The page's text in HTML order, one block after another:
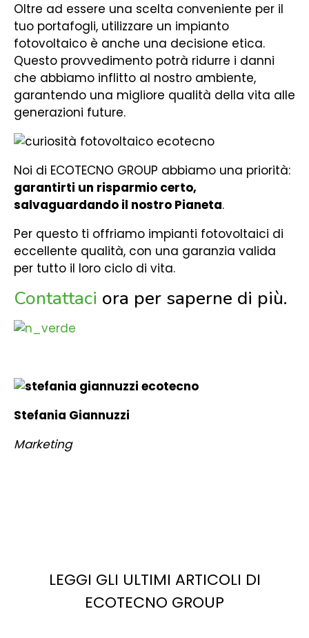
Oltre ad essere una scelta conveniente per il
tuo portafogli, utilizzare un impianto
fotovoltaico è anche una decisione etica.
Questo provvedimento potrà ridurre i danni
che abbiamo inflitto al nostro ambiente,
garantendo una migliore qualità della vita alle
generazioni future.
Noi di ECOTECNO GROUP abbiamo una priorità:
garantirti un risparmio certo,
salvaguardando il nostro Pianeta.
Per questo ti offriamo impianti fotovoltaici di
eccellente qualità, con una garanzia valida
per tutto il loro ciclo di vita.
Contattaci ora per saperne di più.
Stefania Giannuzzi
Marketing
LEGGI GLI ULTIMI ARTICOLI DI
ECOTECNO GROUP